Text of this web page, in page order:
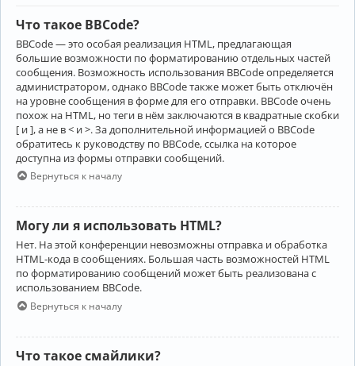
Что такое BBCode?
BBCode — это особая реализация HTML, предлагающая
большие возможности по форматированию отдельных частей
сообщения. Возможность использования BBCode определяется
администратором, однако BBCode также может быть отключён
на уровне сообщения в форме для его отправки. BBCode очень
похож на HTML, но теги в нём заключаются в квадратные скобки
[ и ], а не в < и >. За дополнительной информацией о BBCode
обратитесь к руководству по BBCode, ссылка на которое
доступна из формы отправки сообщений.
Вернуться к началу
Могу ли я использовать HTML?
Нет. На этой конференции невозможны отправка и обработка
HTML-кода в сообщениях. Большая часть возможностей HTML
по форматированию сообщений может быть реализована с
использованием BBCode.
Вернуться к началу
Что такое смайлики?